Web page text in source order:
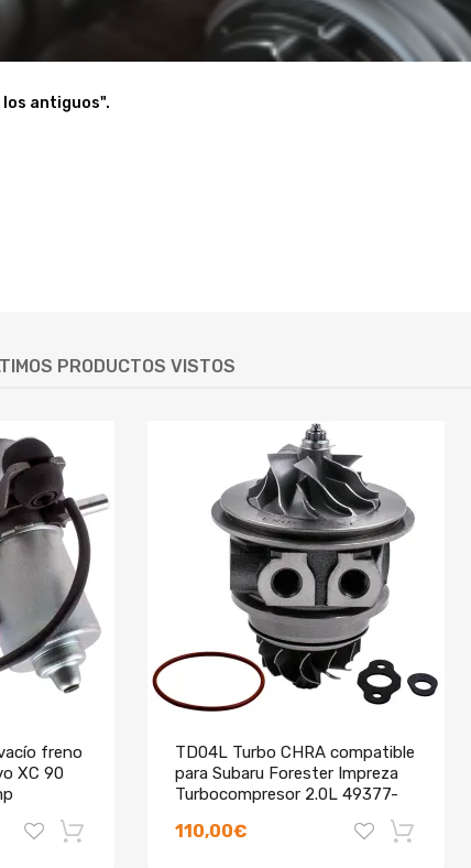
antiguos".
PRODUCTOS VISTOS
freno
XC 90
TD04L Turbo CHRA compatible
para Subaru Forester Impreza
Turbocompresor 2.0L 49377-
110,00€